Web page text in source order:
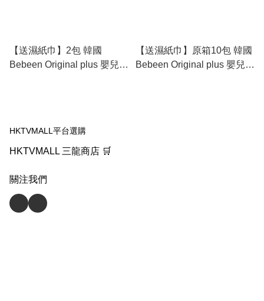
【送濕紙巾】2包 韓國
Bebeen Original plus 嬰兒柔
【送濕紙巾】原箱10包 韓國
Bebeen Original plus 嬰兒柔
HKTVMALL平台選購
HKTVMALL 三龍商店 🛒
關注我們